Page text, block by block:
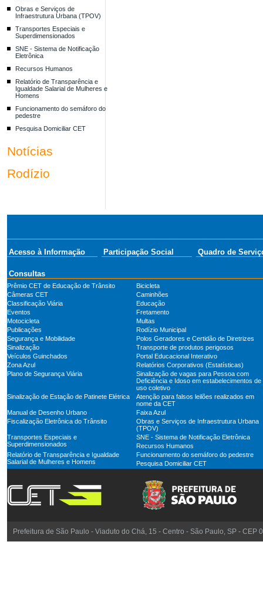
Obras e Serviços de
Infraestrutura Urbana (TPOV)
Transportes Especiais e
Superdimensionados
SNE - Sistema de Notificação
Eletrônica
Recursos Humanos
Relatório de Transparência e
Igualdade Salarial de Mulheres e
Homens
Funcionamento do semáforo do
pedestre
Pesquisa Domiciliar CET
Notícias
Rodízio
Acesso à Informação Participação Social Quadro de
Consultas
Prêmio CET de Educação de Trânsito
Bicicleta
Câmeras CET
Caminhões
Classificação Viária
Educação
Eventos
Fretamento
Motocicleta
Multas
Publicações
Rodízio Municipal
Segurança e Mobilidade
Polos Geradores e Certidão de Diretrizes
Sinalização
Transporte de produtos perigosos
Veículos Guinchados
Portal Educacional Interativo
Zona Azul
Relatórios Corporativos (Estatísticas)
Plano de Segurança Viária
Sinalização de vagas para Pessoa com
Deficiência e Idoso em estabelecimentos de
uso coletivo
Sinalização de Estação de Patinete Elétrica
Atenção para falsos leilões realizados em
nome da CET
Manual de Desenho Urbano
Faixa Azul
Fiscalização Eletrônica do Trânsito
Obras e Serviços de Infraestrutura Urbana
(TPOV)
Transportes Especiais e
Superdimensionados
SNE - Sistema de Notificação Eletrônica
Recursos Humanos
Relatório de Transparência e Igualdade
Salarial de Mulheres e Homens
Funcionamento do semáforo do pedestre
Pesquisa Domiciliar CET
Prefeitura de São Paulo - Viaduto do Chá, 15 - Centro - São Paulo, SP - CEP